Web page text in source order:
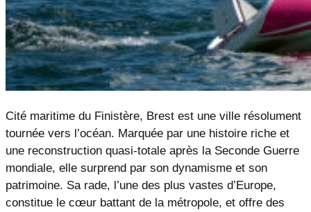
Cité maritime du Finistère, Brest est une ville résolument
tournée vers l’océan. Marquée par une histoire riche et
une reconstruction quasi-totale après la Seconde Guerre
mondiale, elle surprend par son dynamisme et son
patrimoine. Sa rade, l’une des plus vastes d’Europe,
constitue le cœur battant de la métropole, et offre des